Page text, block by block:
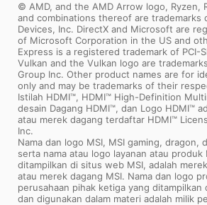
© AMD, and the AMD Arrow logo, Ryzen,
and combinations thereof are trademarks
Devices, Inc. DirectX and Microsoft are
of Microsoft Corporation in the US and
Express is a registered trademark of PCI-
Vulkan and the Vulkan logo are
Group Inc. Other product names are for
only and may be trademarks of their
Istilah HDMI™, HDMI™ High-Definition
desain Dagang HDMI™, dan Logo HDMI™
atau merek dagang terdaftar HDMI™
Inc.
Nama dan logo MSI, MSI gaming, dragon,
serta nama atau logo layanan atau produk
ditampilkan di situs web MSI, adalah
atau merek dagang MSI. Nama dan logo
perusahaan pihak ketiga yang ditampilkan
dan digunakan dalam materi adalah milik